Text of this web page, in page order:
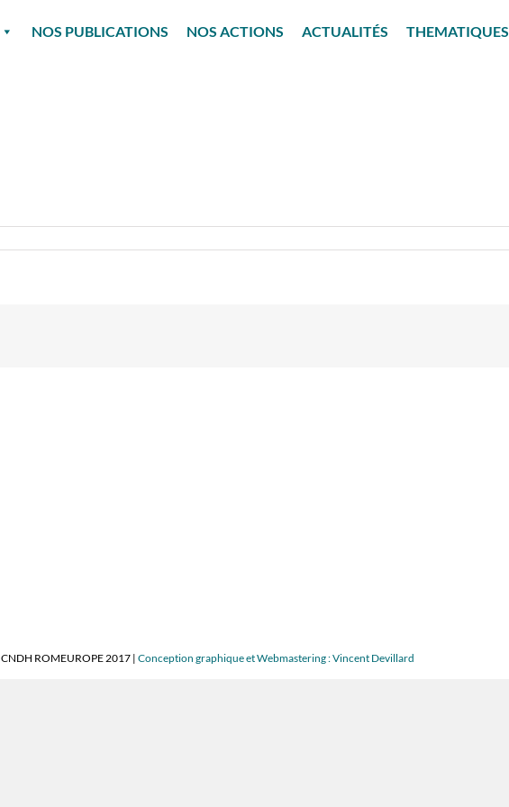
NOS PUBLICATIONS NOS ACTIONS ACTUALITÉS THEMATIQUES
CNDH ROMEUROPE 2017 | Conception graphique et Webmastering : Vincent Devillard